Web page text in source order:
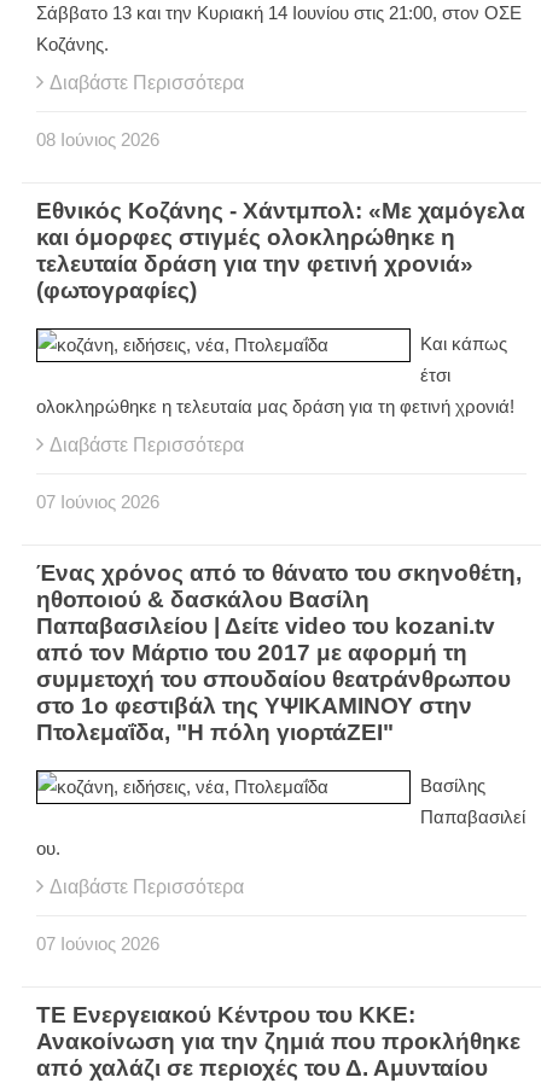
Σάββατο 13 και την Κυριακή 14 Ιουνίου στις 21:00, στον ΟΣΕ
Κοζάνης.
Διαβάστε Περισσότερα
08 Ιούνιος 2026
Εθνικός Κοζάνης - Χάντμπολ: «Με χαμόγελα
και όμορφες στιγμές ολοκληρώθηκε η
τελευταία δράση για την φετινή χρονιά»
(φωτογραφίες)
Και κάπως
έτσι
ολοκληρώθηκε η τελευταία μας δράση για τη φετινή χρονιά!
Διαβάστε Περισσότερα
07 Ιούνιος 2026
Ένας χρόνος από το θάνατο του σκηνοθέτη,
ηθοποιού & δασκάλου Βασίλη
Παπαβασιλείου | Δείτε video του kozani.tv
από τον Μάρτιο του 2017 με αφορμή τη
συμμετοχή του σπουδαίου θεατράνθρωπου
στο 1ο φεστιβάλ της ΥΨΙΚΑΜΙΝΟΥ στην
Πτολεμαΐδα, "Η πόλη γιορτάΖΕΙ"
Βασίλης
Παπαβασιλεί
ου.
Διαβάστε Περισσότερα
07 Ιούνιος 2026
ΤΕ Ενεργειακού Κέντρου του ΚΚΕ:
Ανακοίνωση για την ζημιά που προκλήθηκε
από χαλάζι σε περιοχές του Δ. Αμυνταίου